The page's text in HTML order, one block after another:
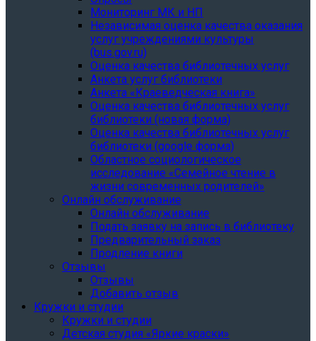
Мониторинг МК и НП
Независимая оценка качества оказания
услуг учреждениями культуры
(bus.gov.ru)
Оценка качества библиотечных услуг
Анкета услуг библиотеки
Анкета «Краеведческая книга»
Oценка качества библиотечных услуг
библиотеки (новая форма)
Oценка качества библиотечных услуг
библиотеки (google форма)
Областное социологическое
исследование «Семейное чтение в
жизни современных родителей»
Онлайн обслуживание
Онлайн обслуживание
Подать заявку на запись в библиотеку
Предварительный заказ
Продление книги
Отзывы
Отзывы
Добавить отзыв
Кружки и студии
Кружки и студии
Детская студия «Яркие краски»